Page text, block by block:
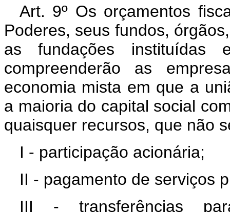
Art. 9º Os orçamentos
Poderes, seus fundos,
as fundações instituídas
compreenderão as
economia mista em que a
a maioria do capital social
quaisquer recursos, que não
I - participação acionária;
II - pagamento de serviços
III - transferências